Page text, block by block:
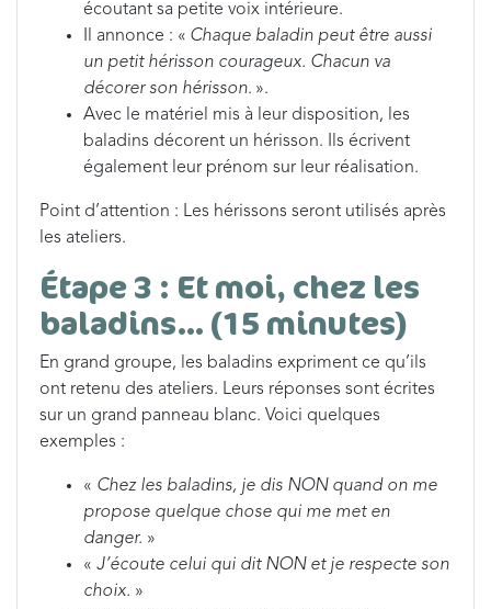
écoutant sa petite voix intérieure.
Il annonce : « Chaque baladin peut être aussi
un petit hérisson courageux. Chacun va
décorer son hérisson. ».
Avec le matériel mis à leur disposition, les
baladins décorent un hérisson. Ils écrivent
également leur prénom sur leur réalisation.
Point d’attention : Les hérissons seront utilisés après
les ateliers.
Étape 3 : Et moi, chez les
baladins… (15 minutes)
En grand groupe, les baladins expriment ce qu’ils
ont retenu des ateliers. Leurs réponses sont écrites
sur un grand panneau blanc. Voici quelques
exemples :
« Chez les baladins, je dis NON quand on me
propose quelque chose qui me met en
danger. »
« J’écoute celui qui dit NON et je respecte son
choix. »